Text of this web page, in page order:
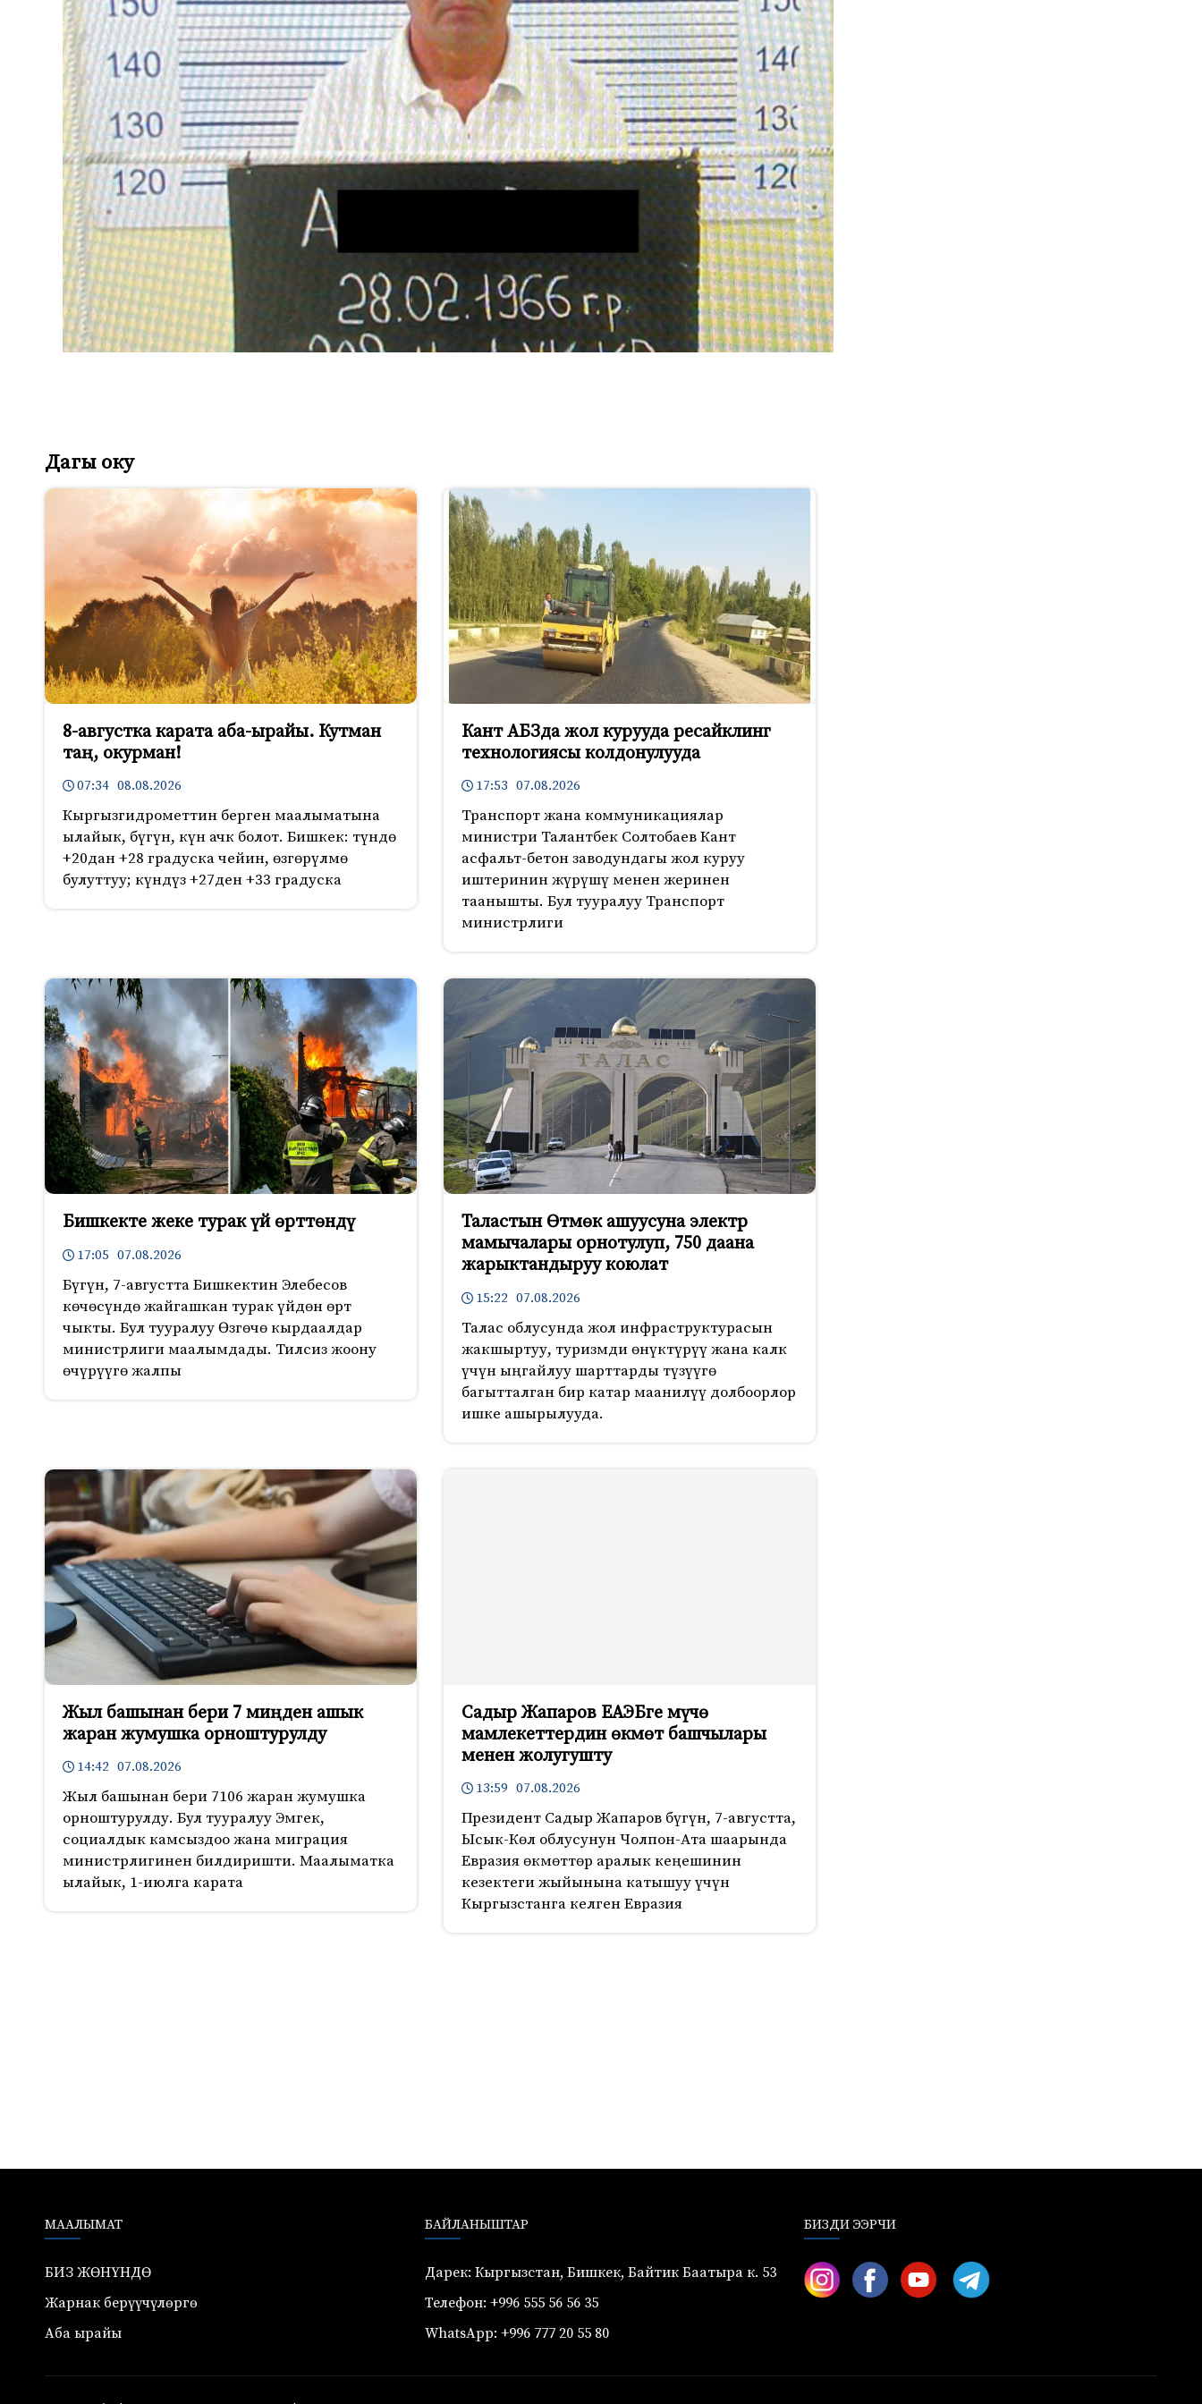
Дагы оку
8-августка карата аба-ырайы. Кутман
таң, окурман!
07:34 08.08.2026
Кыргызгидрометтин берген маалыматына
ылайык, бүгүн, күн ачк болот. Бишкек: түндө
+20дан +28 градуска чейин, өзгөрүлмө
булуттуу; күндүз +27ден +33 градуска
Кант АБЗда жол курууда ресайклинг
технологиясы колдонулууда
17:53 07.08.2026
Транспорт жана коммуникациялар
министри Талантбек Солтобаев Кант
асфальт-бетон заводундагы жол куруу
иштеринин жүрүшү менен жеринен
таанышты. Бул тууралуу Транспорт
министрлиги
Бишкекте жеке турак үй өрттөндү
17:05 07.08.2026
Бүгүн, 7-августта Бишкектин Элебесов
көчөсүндө жайгашкан турак үйдөн өрт
чыкты. Бул тууралуу Өзгөчө кырдаалдар
министрлиги маалымдады. Тилсиз жоону
өчүрүүгө жалпы
Таластын Өтмөк ашуусуна электр
мамычалары орнотулуп, 750 даана
жарыктандыруу коюлат
15:22 07.08.2026
Талас облусунда жол инфраструктурасын
жакшыртуу, туризмди өнүктүрүү жана калк
үчүн ыңгайлуу шарттарды түзүүгө
багытталган бир катар маанилүү долбоорлор
ишке ашырылууда.
Жыл башынан бери 7 миңден ашык
жаран жумушка орноштурулду
14:42 07.08.2026
Жыл башынан бери 7106 жаран жумушка
орноштурулду. Бул тууралуу Эмгек,
социалдык камсыздоо жана миграция
министрлигинен билдиришти. Маалыматка
ылайык, 1-июлга карата
Садыр Жапаров ЕАЭБге мүчө
мамлекеттердин өкмөт башчылары
менен жолугушту
13:59 07.08.2026
Президент Садыр Жапаров бүгүн, 7-августта,
Ысык-Көл облусунун Чолпон-Ата шаарында
Евразия өкмөттөр аралык кеңешинин
кезектеги жыйынына катышуу үчүн
Кыргызстанга келген Евразия
МААЛЫМАТ
БИЗ ЖӨНҮНДӨ
Жарнак берүүчүлөргө
Аба ырайы
БАЙЛАНЫШТАР
Дарек: Кыргызстан, Бишкек, Байтик Баатыра к. 53
Телефон: +996 555 56 56 35
WhatsApp: +996 777 20 55 80
БИЗДИ ЭЭРЧИ